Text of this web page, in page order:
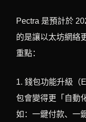
Pectra 是預計於
的是讓以太坊網絡
重點：
1. 錢包功能升級（
包會變得更「自動
如：一鍵付款、一